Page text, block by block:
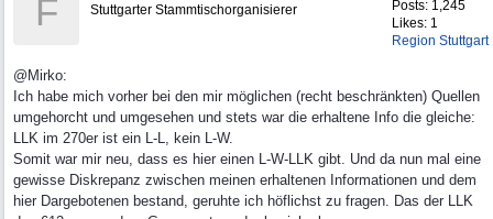
Posts: 1,245
Likes: 1
Region Stuttgart
F Stuttgarter Stammtischorganisierer
@Mirko:
Ich habe mich vorher bei den mir möglichen (recht beschränkten) Quellen
umgehorcht und umgesehen und stets war die erhaltene Info die gleiche:
LLK im 270er ist ein L-L, kein L-W.
Somit war mir neu, dass es hier einen L-W-LLK gibt. Und da nun mal eine
gewisse Diskrepanz zwischen meinen erhaltenen Informationen und dem
hier Dargebotenen bestand, geruhte ich höflichst zu fragen. Das der LLK